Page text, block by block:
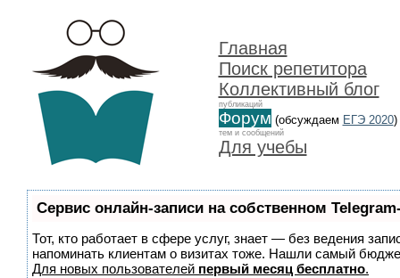
Главная
Поиск репетитора
Коллективный блог
публикаций
Форум (обсуждаем ЕГЭ 2020)
тем и сообщений
Для учебы
Сервис онлайн-записи на собственном
Тот, кто работает в сфере услуг, знает — без ведения
напоминать клиентам о визитах тоже. Нашли самый
Для новых пользователей первый месяц бесплатно.